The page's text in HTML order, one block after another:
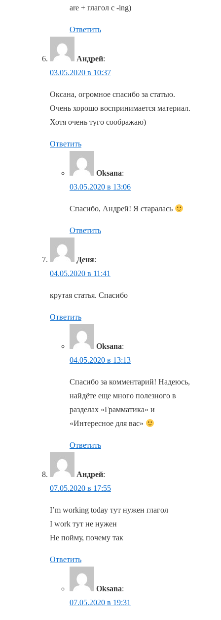
are + глагол с -ing)
Ответить
Андрей:
03.05.2020 в 10:37
Оксана, огромное спасибо за статью.
Очень хорошо воспринимается материал.
Хотя очень туго соображаю)
Ответить
Oksana:
03.05.2020 в 13:06
Спасибо, Андрей! Я старалась
Ответить
Деня:
04.05.2020 в 11:41
крутая статья. Спасибо
Ответить
Oksana:
04.05.2020 в 13:13
Спасибо за комментарий! Надеюсь,
найдёте еще много полезного в
разделах «Грамматика» и
«Интересное для вас»
Ответить
Андрей:
07.05.2020 в 17:55
I’m working today тут нужен глагол
I work тут не нужен
Не пойму, почему так
Ответить
Oksana:
07.05.2020 в 19:31